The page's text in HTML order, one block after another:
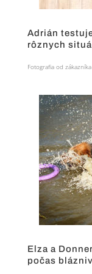
Adrián
rôznych
Fotografia od
Elza a
počas